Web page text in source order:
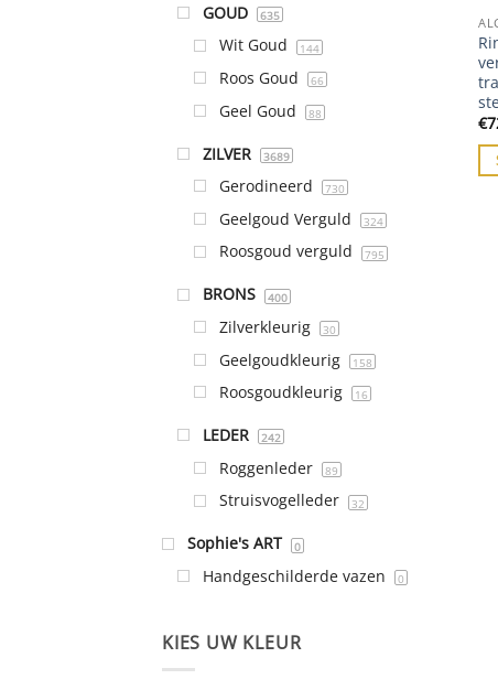
GOUD 635
Wit Goud 144
Roos Goud 66
Geel Goud 88
ZILVER 3689
Gerodineerd 730
Geelgoud Verguld 324
Roosgoud verguld 795
BRONS 400
Zilverkleurig 30
Geelgoudkleurig 158
Roosgoudkleurig 16
LEDER 242
Roggenleder 89
Struisvogelleder 32
Sophie's ART 0
Handgeschilderde vazen 0
KIES UW KLEUR
€